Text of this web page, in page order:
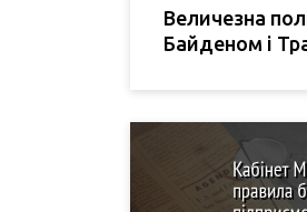
Величезна
Байденом і